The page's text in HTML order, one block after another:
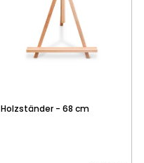
Holzständer - 68 cm